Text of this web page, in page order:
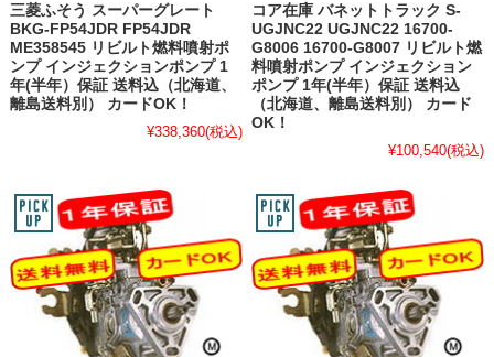
三菱ふそう スーパーグレート
BKG-FP54JDR FP54JDR
ME358545 リビルト燃料噴射ポ
ンプ インジェクションポンプ 1
年(半年）保証 送料込（北海道、
離島送料別） カードOK！
¥338,360(税込)
コア在庫 バネットトラック S-
UGJNC22 UGJNC22 16700-
G8006 16700-G8007 リビルト燃
料噴射ポンプ インジェクション
ポンプ 1年(半年）保証 送料込
（北海道、離島送料別） カード
OK！
¥100,540(税込)